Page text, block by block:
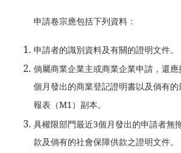
申請卷宗應包括下列資料：
申請者的識別資料及有關的證明文件。
倘屬商業企業主或商業企業申請，還
個月發出的商業登記證明書以及倘有
報表（M1）副本。
具權限部門最近3個月發出的申請者無
款及倘有的社會保障供款之證明文件。